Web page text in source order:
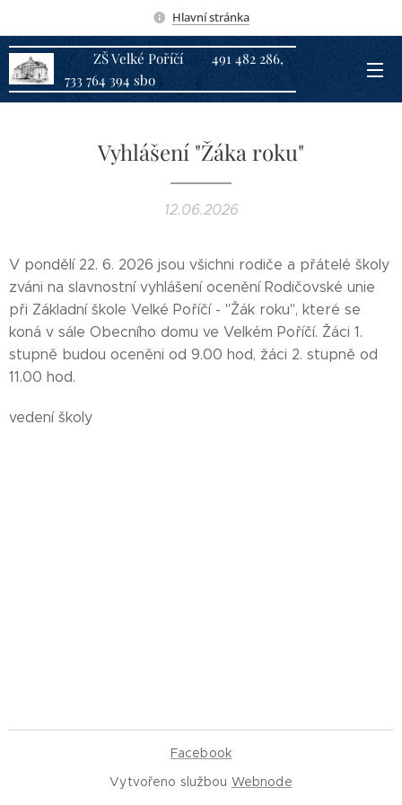
Hlavní stránka
ZŠ Velké Poříčí 491 482 286,
733 764 394 sbo
Vyhlášení "Žáka roku"
12.06.2026
V pondělí 22. 6. 2026 jsou všichni rodiče a přátelé školy
zváni na slavnostní vyhlášení ocenění Rodičovské unie
při Základní škole Velké Poříčí - "Žák roku", které se
koná v sále Obecního domu ve Velkém Poříčí. Žáci 1.
stupně budou oceněni od 9.00 hod, žáci 2. stupně od
11.00 hod.
vedení školy
Facebook
Vytvořeno službou Webnode